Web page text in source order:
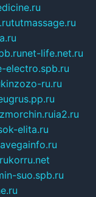
tutmassage.ru
net-life.net.ru
electro.spb.ru
kinzozo-ru.ru
ia2.ru
elita.ru
avegainfo.ru
korru.net
suo.spb.ru